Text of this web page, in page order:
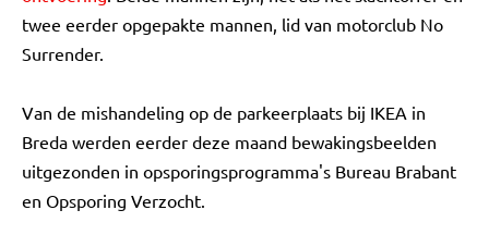
twee eerder opgepakte mannen, lid van motorclub No
Surrender.
Van de mishandeling op de parkeerplaats bij IKEA in
Breda werden eerder deze maand bewakingsbeelden
uitgezonden in opsporingsprogramma's Bureau Brabant
en Opsporing Verzocht.